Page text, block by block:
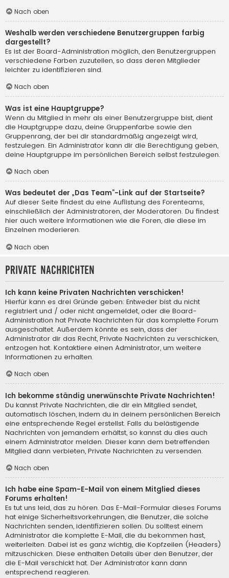
Nach oben
Weshalb werden verschiedene Benutzergruppen farbig
dargestellt?
Es ist der Board-Administration möglich, den Benutzergruppen
verschiedene Farben zuzuteilen, so dass deren Mitglieder
leichter zu identifizieren sind.
Nach oben
Was ist eine Hauptgruppe?
Wenn du Mitglied in mehr als einer Benutzergruppe bist, dient
die Hauptgruppe dazu, deine Gruppenfarbe sowie den
Gruppenrang, der bei dir standardmäßig angezeigt wird,
festzulegen. Ein Administrator kann dir die Berechtigung geben,
deine Hauptgruppe im persönlichen Bereich selbst festzulegen.
Nach oben
Was bedeutet der „Das Team“-Link auf der Startseite?
Auf dieser Seite findest du eine Auflistung des Forenteams,
einschließlich der Administratoren, der Moderatoren. Du findest
hier auch weitere Informationen wie die Foren, die diese im
Einzelnen moderieren.
Nach oben
Private Nachrichten
Ich kann keine Privaten Nachrichten verschicken!
Hierfür kann es drei Gründe geben: Entweder bist du nicht
registriert und / oder nicht angemeldet, oder die Board-
Administration hat Private Nachrichten für das komplette Forum
ausgeschaltet. Außerdem könnte es sein, dass der
Administrator dir das Recht, Private Nachrichten zu verschicken,
entzogen hat. Kontaktiere einen Administrator, um weitere
Informationen zu erhalten.
Nach oben
Ich bekomme ständig unerwünschte Private Nachrichten!
Du kannst Private Nachrichten, die dir ein Mitglied sendet,
automatisch löschen, indem du in deinem persönlichen Bereich
eine entsprechende Regel erstellst. Falls du belästigende
Nachrichten von jemandem erhältst, so kannst du dies auch
einem Administrator melden. Dieser kann dem betreffenden
Mitglied dann verbieten, Private Nachrichten zu versenden.
Nach oben
Ich habe eine Spam-E-Mail von einem Mitglied dieses
Forums erhalten!
Es tut uns leid, das zu hören. Das E-Mail-Formular dieses Forums
hat einige Sicherheitsvorkehrungen, die Benutzer, die solche
Nachrichten senden, identifizieren sollen. Du solltest einem
Administrator die komplette E-Mail, die du bekommen hast,
weiterleiten. Dabei ist es ganz wichtig, die Kopfzeilen (Headers)
mitzuschicken. Diese enthalten Details über den Benutzer, der
die E-Mail verschickt hat. Der Administrator kann dann
entsprechend reagieren.